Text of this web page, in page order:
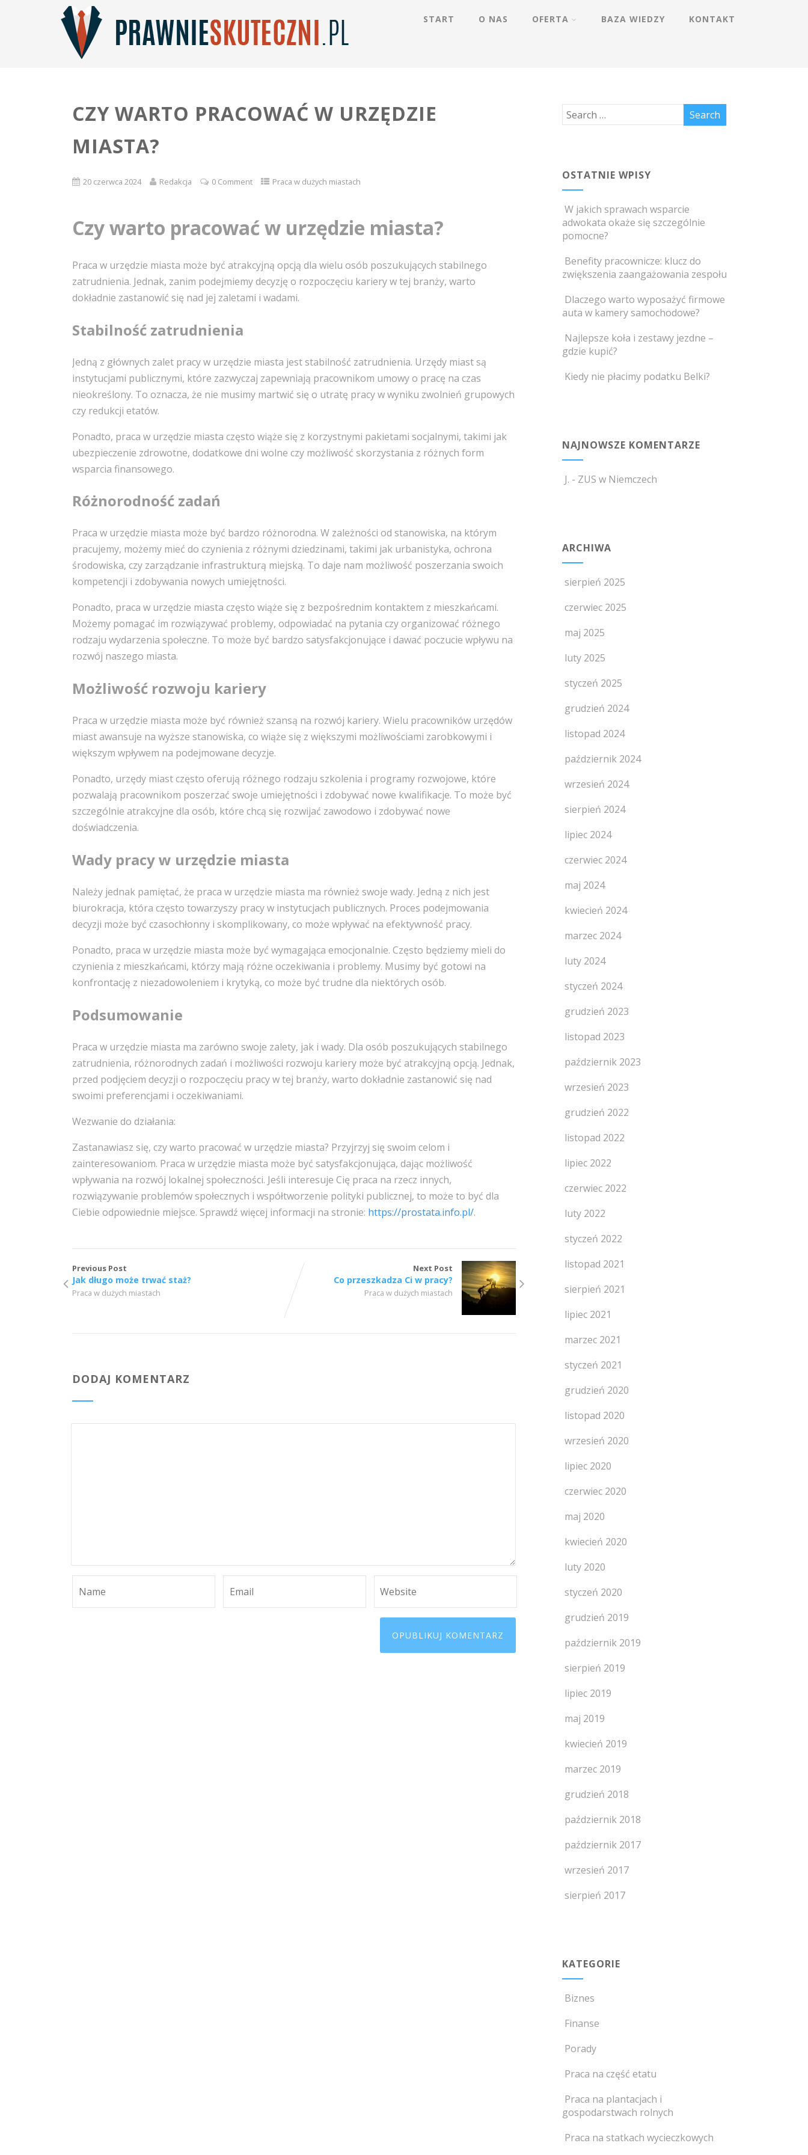
START O NAS OFERTA BAZA WIEDZY KONTAKT
CZY WARTO PRACOWAĆ W URZĘDZIE
MIASTA?
20 czerwca 2024 Redakcja 0 Comment Praca w dużych miastach
Czy warto pracować w urzędzie miasta?
Praca w urzędzie miasta może być atrakcyjną opcją dla wielu osób poszukujących stabilnego
zatrudnienia. Jednak, zanim podejmiemy decyzję o rozpoczęciu kariery w tej branży, warto
dokładnie zastanowić się nad jej zaletami i wadami.
Stabilność zatrudnienia
Jedną z głównych zalet pracy w urzędzie miasta jest stabilność zatrudnienia. Urzędy miast są
instytucjami publicznymi, które zazwyczaj zapewniają pracownikom umowy o pracę na czas
nieokreślony. To oznacza, że nie musimy martwić się o utratę pracy w wyniku zwolnień grupowych
czy redukcji etatów.
Ponadto, praca w urzędzie miasta często wiąże się z korzystnymi pakietami socjalnymi, takimi jak
ubezpieczenie zdrowotne, dodatkowe dni wolne czy możliwość skorzystania z różnych form
wsparcia finansowego.
Różnorodność zadań
Praca w urzędzie miasta może być bardzo różnorodna. W zależności od stanowiska, na którym
pracujemy, możemy mieć do czynienia z różnymi dziedzinami, takimi jak urbanistyka, ochrona
środowiska, czy zarządzanie infrastrukturą miejską. To daje nam możliwość poszerzania swoich
kompetencji i zdobywania nowych umiejętności.
Ponadto, praca w urzędzie miasta często wiąże się z bezpośrednim kontaktem z mieszkańcami.
Możemy pomagać im rozwiązywać problemy, odpowiadać na pytania czy organizować różnego
rodzaju wydarzenia społeczne. To może być bardzo satysfakcjonujące i dawać poczucie wpływu na
rozwój naszego miasta.
Możliwość rozwoju kariery
Praca w urzędzie miasta może być również szansą na rozwój kariery. Wielu pracowników urzędów
miast awansuje na wyższe stanowiska, co wiąże się z większymi możliwościami zarobkowymi i
większym wpływem na podejmowane decyzje.
Ponadto, urzędy miast często oferują różnego rodzaju szkolenia i programy rozwojowe, które
pozwalają pracownikom poszerzać swoje umiejętności i zdobywać nowe kwalifikacje. To może być
szczególnie atrakcyjne dla osób, które chcą się rozwijać zawodowo i zdobywać nowe
doświadczenia.
Wady pracy w urzędzie miasta
Należy jednak pamiętać, że praca w urzędzie miasta ma również swoje wady. Jedną z nich jest
biurokracja, która często towarzyszy pracy w instytucjach publicznych. Proces podejmowania
decyzji może być czasochłonny i skomplikowany, co może wpływać na efektywność pracy.
Ponadto, praca w urzędzie miasta może być wymagająca emocjonalnie. Często będziemy mieli do
czynienia z mieszkańcami, którzy mają różne oczekiwania i problemy. Musimy być gotowi na
konfrontację z niezadowoleniem i krytyką, co może być trudne dla niektórych osób.
Podsumowanie
Praca w urzędzie miasta ma zarówno swoje zalety, jak i wady. Dla osób poszukujących stabilnego
zatrudnienia, różnorodnych zadań i możliwości rozwoju kariery może być atrakcyjną opcją. Jednak,
przed podjęciem decyzji o rozpoczęciu pracy w tej branży, warto dokładnie zastanowić się nad
swoimi preferencjami i oczekiwaniami.
Wezwanie do działania:
Zastanawiasz się, czy warto pracować w urzędzie miasta? Przyjrzyj się swoim celom i
zainteresowaniom. Praca w urzędzie miasta może być satysfakcjonująca, dając możliwość
wpływania na rozwój lokalnej społeczności. Jeśli interesuje Cię praca na rzecz innych,
rozwiązywanie problemów społecznych i współtworzenie polityki publicznej, to może to być dla
Ciebie odpowiednie miejsce. Sprawdź więcej informacji na stronie: https://prostata.info.pl/.
Previous Post
Jak długo może trwać staż?
Praca w dużych miastach
Next Post
Co przeszkadza Ci w pracy?
Praca w dużych miastach
DODAJ KOMENTARZ
OSTATNIE WPISY
W jakich sprawach wsparcie
adwokata okaże się szczególnie
pomocne?
Benefity pracownicze: klucz do
zwiększenia zaangażowania zespołu
Dlaczego warto wyposażyć firmowe
auta w kamery samochodowe?
Najlepsze koła i zestawy jezdne –
gdzie kupić?
Kiedy nie płacimy podatku Belki?
NAJNOWSZE KOMENTARZE
J. - ZUS w Niemczech
ARCHIWA
sierpień 2025
czerwiec 2025
maj 2025
luty 2025
styczeń 2025
grudzień 2024
listopad 2024
październik 2024
wrzesień 2024
sierpień 2024
lipiec 2024
czerwiec 2024
maj 2024
kwiecień 2024
marzec 2024
luty 2024
styczeń 2024
grudzień 2023
listopad 2023
październik 2023
wrzesień 2023
grudzień 2022
listopad 2022
lipiec 2022
czerwiec 2022
luty 2022
styczeń 2022
listopad 2021
sierpień 2021
lipiec 2021
marzec 2021
styczeń 2021
grudzień 2020
listopad 2020
wrzesień 2020
lipiec 2020
czerwiec 2020
maj 2020
kwiecień 2020
luty 2020
styczeń 2020
grudzień 2019
październik 2019
sierpień 2019
lipiec 2019
maj 2019
kwiecień 2019
marzec 2019
grudzień 2018
październik 2018
październik 2017
wrzesień 2017
sierpień 2017
KATEGORIE
Biznes
Finanse
Porady
Praca na część etatu
Praca na plantacjach i
gospodarstwach rolnych
Praca na statkach wycieczkowych